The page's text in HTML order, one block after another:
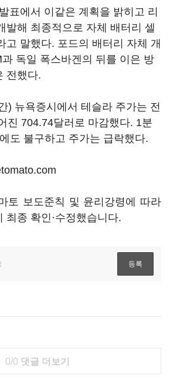
표에서 이같은 계획을 밝히고 리
발해 최종적으로 자체 배터리 셀
고 말했다. 포드의 배터리 자체 개
독일 폭스바겐의 뒤를 이은 방
전했다.
) 뉴욕증시에서 테슬라 주가는 전
진 704.74달러로 마감했다. 1분
도 불구하고 주가는 급락했다.
토 보도준칙 및 윤리강령에 따라
최종 확인·수정했습니다.
0/0 댓글 더보기